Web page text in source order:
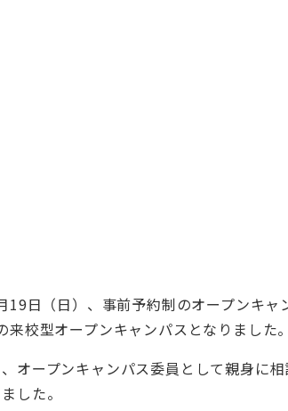
日（日）、事前予約制のオープンキャ
来校型オープンキャンパスとなりました。
オープンキャンパス委員として親身に
した。